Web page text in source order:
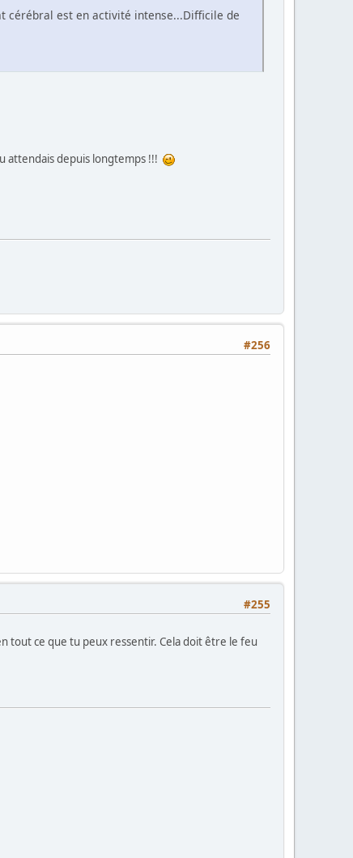
cérébral est en activité intense...Difficile de
attendais depuis longtemps !!!
#256
#255
tout ce que tu peux ressentir. Cela doit être le feu